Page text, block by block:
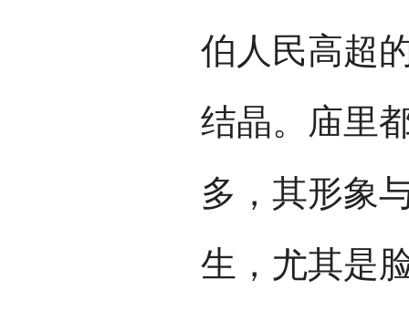
伯人民高超
结晶。庙里
多，其形象
生，尤其是